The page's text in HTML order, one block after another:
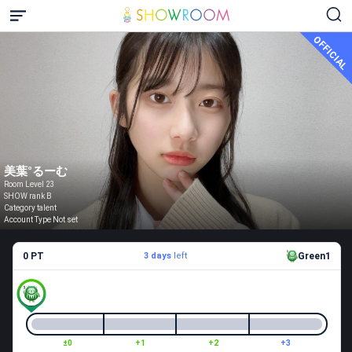
OFFICIAL
美葉‪°るーむ
Room Level 23
SHOW rank B
Category talent
Account Type Not set
0 PT 3 daysleft Green1
±0 +1 +2 +3